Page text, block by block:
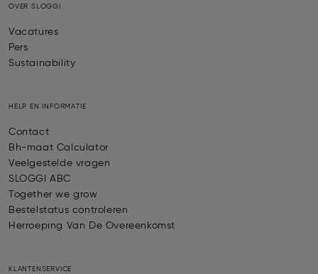
OVER SLOGGI
Vacatures
Pers
Sustainability
HELP EN INFORMATIE
Contact
Bh-maat Calculator
Veelgestelde vragen
SLOGGI ABC
Together we grow
Bestelstatus controleren
Herroeping Van De Overeenkomst
KLANTENSERVICE